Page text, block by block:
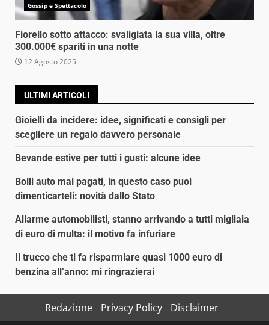
Gossip e Spettacolo
Fiorello sotto attacco: svaligiata la sua villa, oltre
300.000€ spariti in una notte
12 Agosto 2025
ULTIMI ARTICOLI
Gioielli da incidere: idee, significati e consigli per
scegliere un regalo davvero personale
Bevande estive per tutti i gusti: alcune idee
Bolli auto mai pagati, in questo caso puoi
dimenticarteli: novità dallo Stato
Allarme automobilisti, stanno arrivando a tutti migliaia
di euro di multa: il motivo fa infuriare
Il trucco che ti fa risparmiare quasi 1000 euro di
benzina all’anno: mi ringrazierai
Redazione Privacy Policy Disclaimer